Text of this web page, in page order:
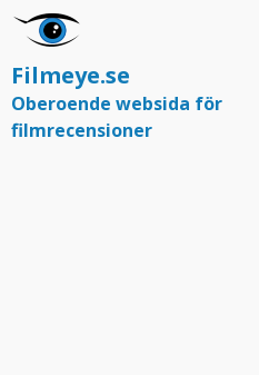
Filmeye.se
Oberoende websida för
filmrecensioner